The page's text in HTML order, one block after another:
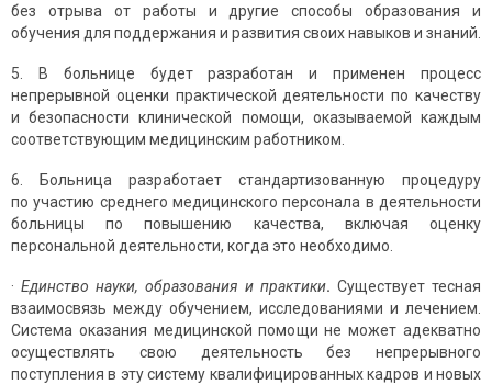
без отрыва от работы и другие способы образования и
обучения для поддержания и развития своих навыков и знаний.
5. В больнице будет разработан и применен процесс
непрерывной оценки практической деятельности по качеству
и безопасности клинической помощи, оказываемой каждым
соответ­ствующим медицинским работником.
6. Больница разработает стандартизованную процедуру
по участию среднего медицинского персонала в деятельности
больницы по повышению качества, включая оценку
персональной деятельности, когда это необходимо.
·Единство науки, образования и практики. Существует тесная
взаимосвязь между обучением, исследованиями и лечением.
Система оказания медицинской помощи не может адекватно
осуществлять свою деятельность без непрерывного
поступления в эту систему квалифицированных кадров и новых